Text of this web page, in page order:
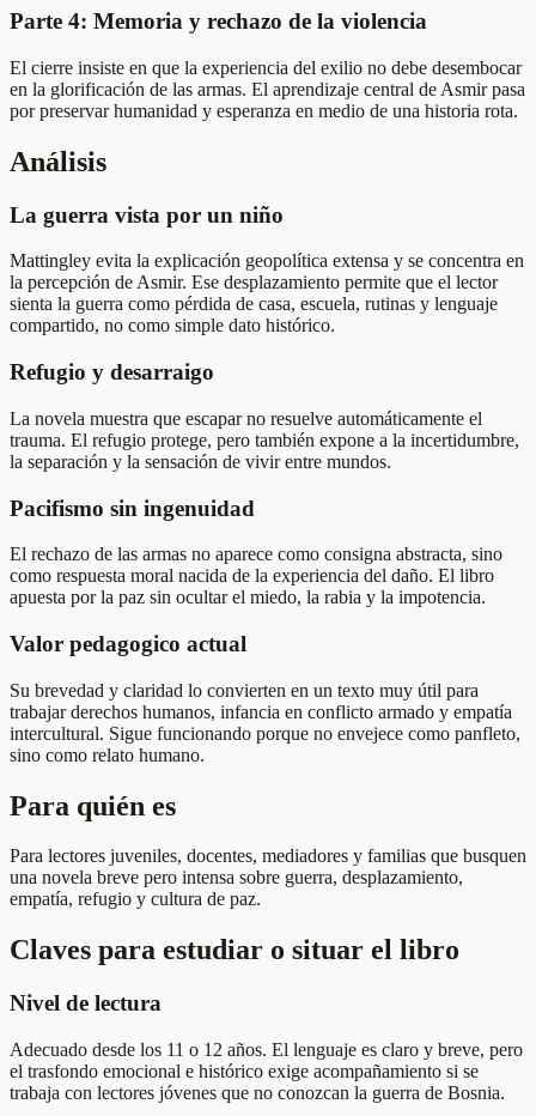
Parte 4: Memoria y rechazo de la violencia
El cierre insiste en que la experiencia del exilio no debe desembocar
en la glorificación de las armas. El aprendizaje central de Asmir pasa
por preservar humanidad y esperanza en medio de una historia rota.
Análisis
La guerra vista por un niño
Mattingley evita la explicación geopolítica extensa y se concentra en
la percepción de Asmir. Ese desplazamiento permite que el lector
sienta la guerra como pérdida de casa, escuela, rutinas y lenguaje
compartido, no como simple dato histórico.
Refugio y desarraigo
La novela muestra que escapar no resuelve automáticamente el
trauma. El refugio protege, pero también expone a la incertidumbre,
la separación y la sensación de vivir entre mundos.
Pacifismo sin ingenuidad
El rechazo de las armas no aparece como consigna abstracta, sino
como respuesta moral nacida de la experiencia del daño. El libro
apuesta por la paz sin ocultar el miedo, la rabia y la impotencia.
Valor pedagogico actual
Su brevedad y claridad lo convierten en un texto muy útil para
trabajar derechos humanos, infancia en conflicto armado y empatía
intercultural. Sigue funcionando porque no envejece como panfleto,
sino como relato humano.
Para quién es
Para lectores juveniles, docentes, mediadores y familias que busquen
una novela breve pero intensa sobre guerra, desplazamiento,
empatía, refugio y cultura de paz.
Claves para estudiar o situar el libro
Nivel de lectura
Adecuado desde los 11 o 12 años. El lenguaje es claro y breve, pero
el trasfondo emocional e histórico exige acompañamiento si se
trabaja con lectores jóvenes que no conozcan la guerra de Bosnia.